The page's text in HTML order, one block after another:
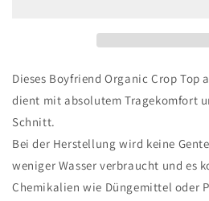
Dieses Boyfriend Organic Crop Top
dient mit absolutem Tragekomfort
Schnitt.
Bei der Herstellung wird keine
weniger Wasser verbraucht und es
Chemikalien wie Düngemittel oder